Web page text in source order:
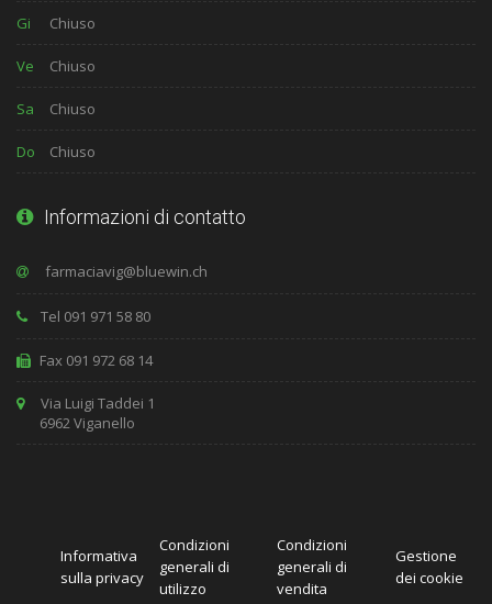
Gi Chiuso
Ve Chiuso
Sa Chiuso
Do Chiuso
Informazioni di contatto
Tel 091 971 58 80
Fax 091 972 68 14
Via Luigi Taddei 1
6962 Viganello
Informativa
sulla privacy
Condizioni
generali di
utilizzo
Condizioni
generali di
vendita
Gestione
dei cookie